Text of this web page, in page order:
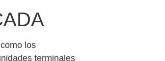
los
terminales